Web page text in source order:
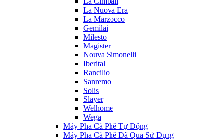
La Nuova Era
La Marzocco
Gemilai
Milesto
Magister
Nouva Simonelli
Iberital
Rancilio
Sanremo
Solis
Slayer
Welhome
Wega
Máy Pha Cà Phê Tự Động
Máy Pha Cà Phê Đã Qua Sử Dụng